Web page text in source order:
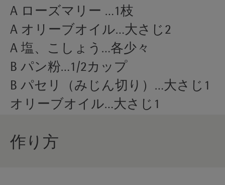
A ローズマリー …1枝
A オリーブオイル…大さじ2
A 塩、こしょう…各少々
B パン粉…1/2カップ
B パセリ（みじん切り）…大さじ1
オリーブオイル…大さじ1
作り方